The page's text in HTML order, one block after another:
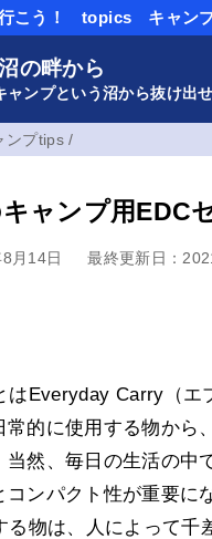
こう！ topics キャン
の畔から
ャンプという沼から抜け出
ンプtips /
ャンプ用EDC
月14日 最終更新日：
はEveryday Carry（エ
常的に使用する物から
当然、毎日の生活の中
コンパクト性が重要に
る物は、人によって千